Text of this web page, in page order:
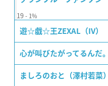
19 1%
遊☆戯☆王ZEXAL（IV）
心が叫びたがってるんだ
ましろのおと（澤村若菜）